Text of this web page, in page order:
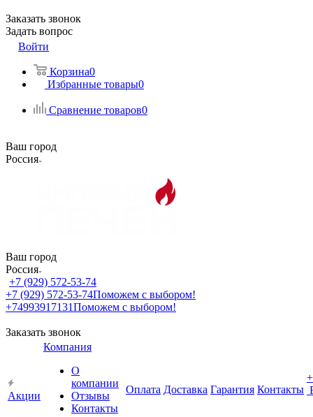
Заказать звонок
Задать вопрос
Войти
Корзина0
Избранные товары0
Сравнение товаров0
Ваш город
Россия
Ваш город
Россия
+7 (929) 572-53-74
+7 (929) 572-53-74Поможем с выбором!
+74993917131Поможем с выбором!
Заказать звонок
Акции
Компания
О
компании
Отзывы
Контакты
Оплата Доставка Гарантия Контакты
+